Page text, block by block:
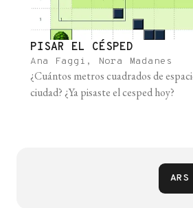
PISAR EL CÉSPED
Ana Faggi, Nora Madanes
¿Cuántos metros cuadrados de
ciudad? ¿Ya pisaste el cesped hoy?
ARS